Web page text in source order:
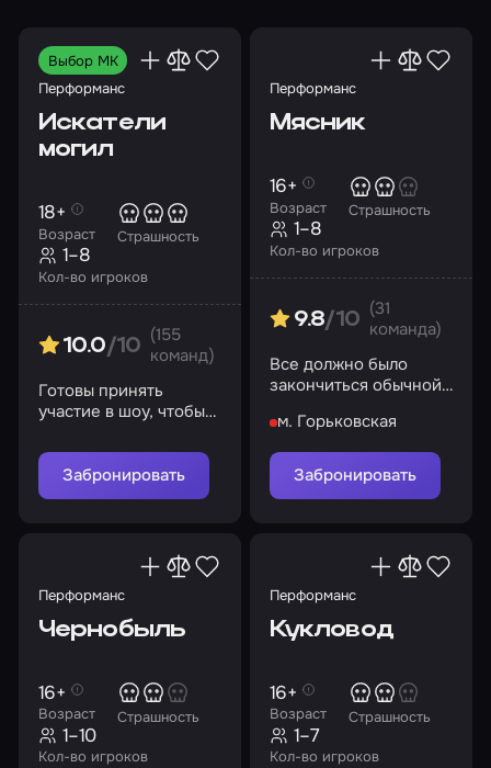
Выбор МК
Перформанс
Искатели
могил
Возраст
18+
Страшность
Кол-во игроков
1–8
10.0/10
(155
команд)
Готовы принять
участие в шоу, чтобы
психиатрической
лечебницы
«Коллингвуд»?
Забронировать
Перформанс
Мясник
Возраст
16+
Страшность
Кол-во игроков
1–8
9.8/10
(31
команда)
Все должно было
закончиться обычной
шторой раздается
глухой удар
м. Горьковская
Забронировать
Перформанс
Чернобыль
Возраст
16+
Страшность
Кол-во игроков
1–10
Перформанс
Кукловод
Возраст
16+
Страшность
Кол-во игроков
1–7